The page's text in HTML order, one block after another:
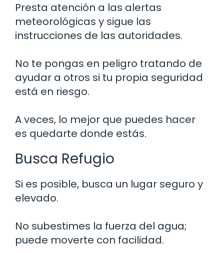
Presta atención a las alertas
meteorológicas y sigue las
instrucciones de las autoridades.
No te pongas en peligro tratando de
ayudar a otros si tu propia seguridad
está en riesgo.
A veces, lo mejor que puedes hacer
es quedarte donde estás.
Busca Refugio
Si es posible, busca un lugar seguro y
elevado.
No subestimes la fuerza del agua;
puede moverte con facilidad.